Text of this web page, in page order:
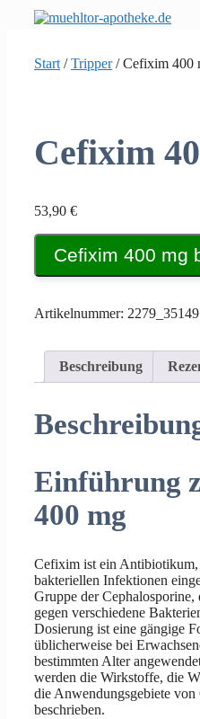
Start /Tripper/ Cefixim 400
Cefixim
53,90 €
Cefixim 400 mg
Artikelnummer: 2279_35149
Beschreibung
Einführung
400 mg
Cefixim ist ein Antibiotikum,
bakteriellen Infektionen
Gruppe der
gegen verschiedene
Dosierung ist eine gängige
üblicherweise bei
bestimmten Alter
werden die Wirkstoffe, die
die Anwendungsgebiete
beschrieben.